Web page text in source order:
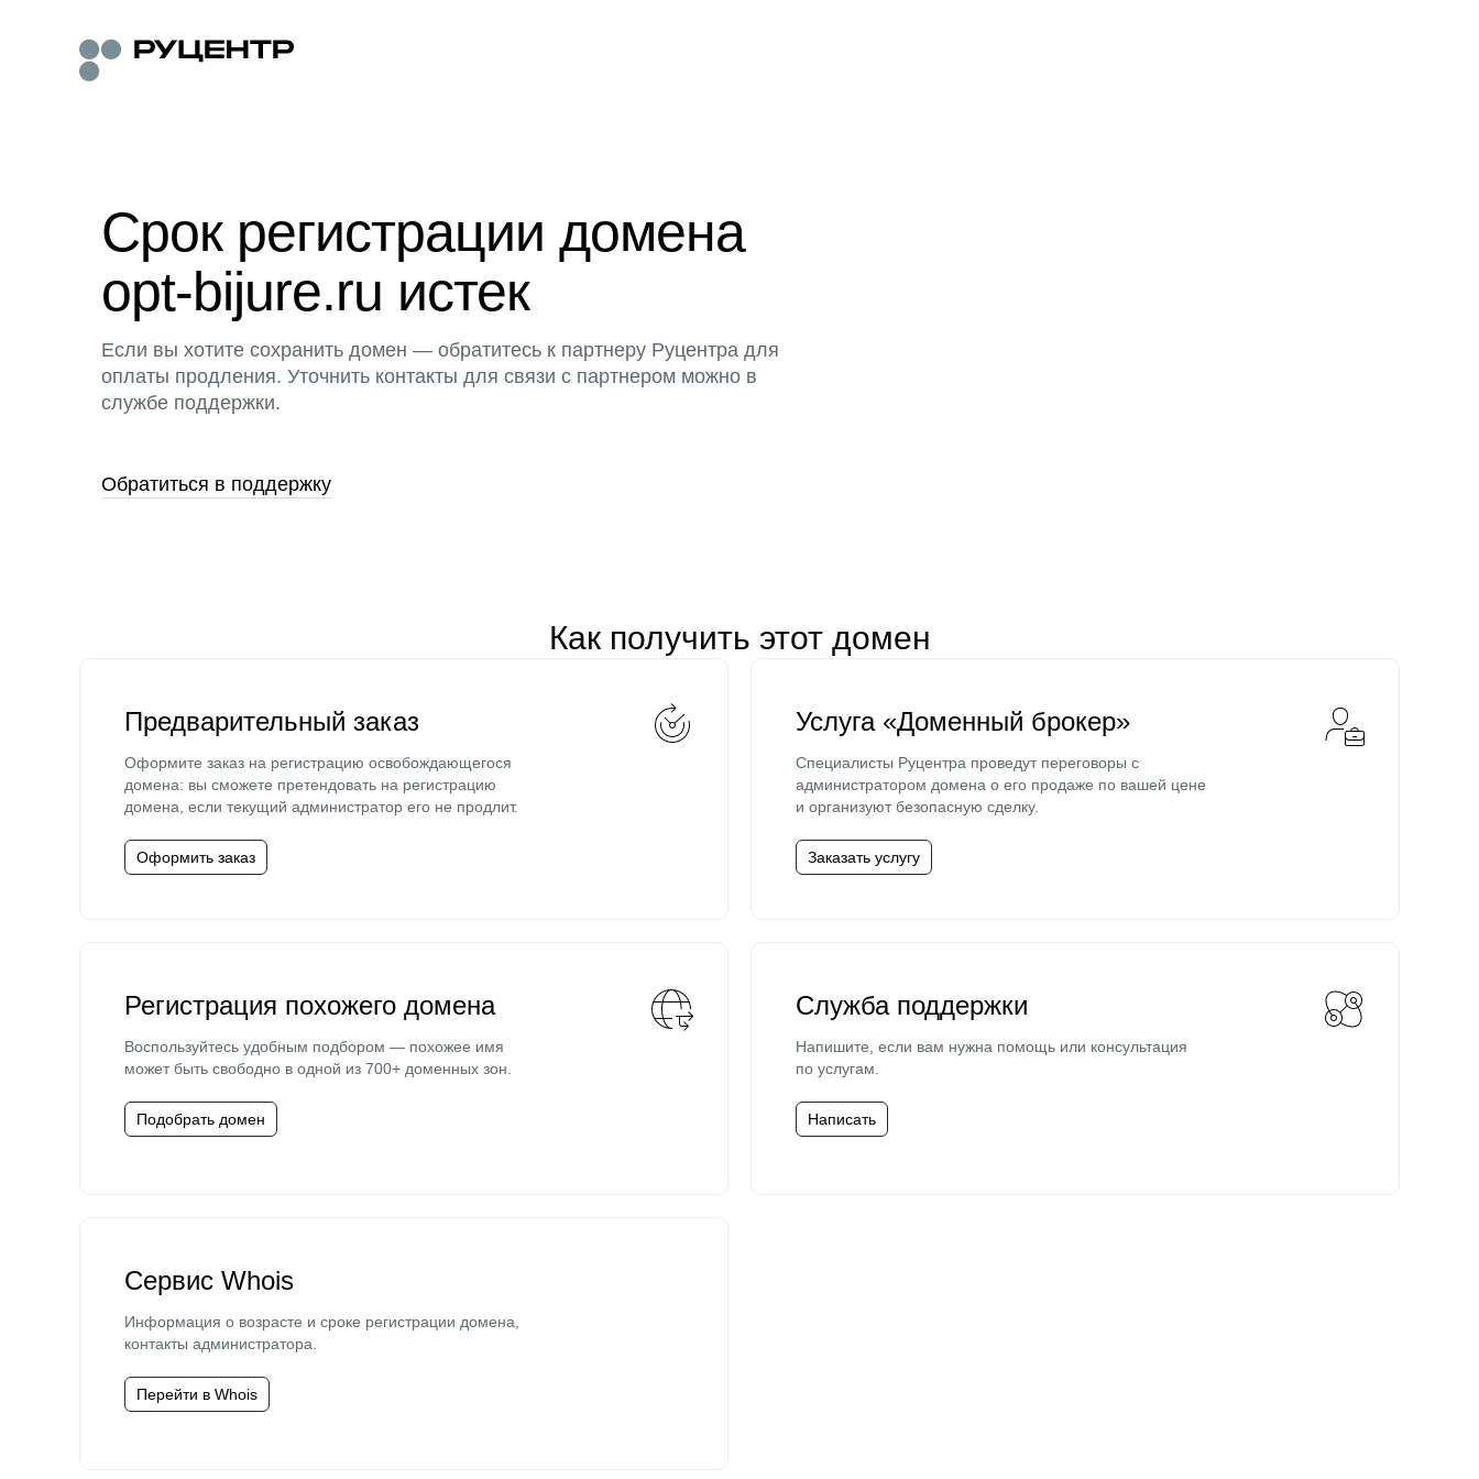
Срок регистрации домена
opt-bijure.ru истек
Если вы хотите сохранить домен — обратитесь к партнеру Руцентра для
оплаты продления. Уточнить контакты для связи с партнером можно в
службе поддержки.
Обратиться в поддержку
Как получить этот домен
Предварительный заказ
Оформите заказ на регистрацию освобождающегося
домена: вы сможете претендовать на регистрацию
домена, если текущий администратор его не продлит.
Оформить заказ
Услуга «Доменный брокер»
Специалисты Руцентра проведут переговоры с
администратором домена о его продаже по вашей цене
и организуют безопасную сделку.
Заказать услугу
Регистрация похожего домена
Воспользуйтесь удобным подбором — похожее имя
может быть свободно в одной из 700+ доменных зон.
Подобрать домен
Служба поддержки
Напишите, если вам нужна помощь или консультация
по услугам.
Написать
Сервис Whois
Информация о возрасте и сроке регистрации домена,
контакты администратора.
Перейти в Whois